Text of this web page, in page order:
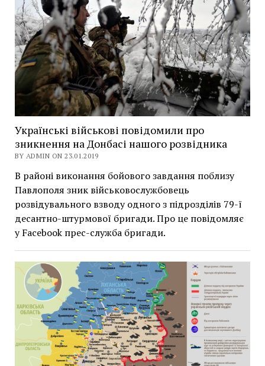
Українські військові повідомили про
зникнення на Донбасі нашого розвідника
BY ADMIN ON 23.01.2019
В районі виконання бойового завдання поблизу
Павлополя зник військовослужбовець
розвідувального взводу одного з підрозділів 79-ї
десантно-штурмової бригади. Про це повідомляє
у Facebook прес-служба бригади.